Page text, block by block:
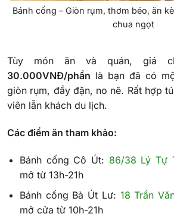
Bánh cống – Giòn rụm, thơm béo, ăn
chua ngọt
Tùy món ăn và quán, giá
30.000VNĐ/phần là bạn đã có
giòn rụm, đầy đặn, no nê. Rất hợp
viên lẫn khách du lịch.
Các điểm ăn tham khảo:
Bánh cống Cô Út: 86/38 Lý Tự
mở từ 13h-21h
Bánh cống Bà Út Lư: 18 Trần
mở cửa từ 10h-21h